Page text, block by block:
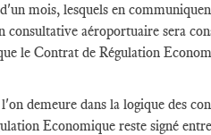
mois, lesquels en
consultative aéroportuaire sera
le Contrat de Régulation
demeure dans la logique des
Economique reste signé